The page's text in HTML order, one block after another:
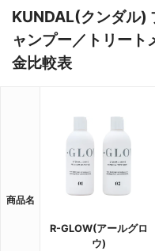
KUNDAL(クンダル)
ャンプー／トリート
金比較表
商品名
R-GLOW(アールグロ
ウ)